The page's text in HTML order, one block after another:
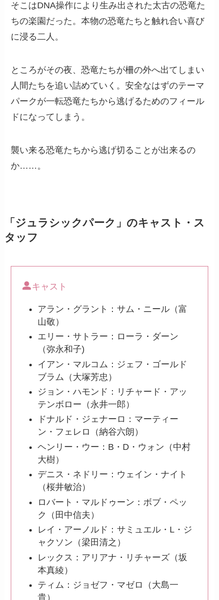
そこはDNA操作により生み出された太古の恐竜た
ちの楽園だった。本物の恐竜たちと触れ合い喜び
に浸る二人。
ところがその夜、恐竜たちが柵の外へ出てしまい
人間たちを追い詰めていく。安全なはずのテーマ
パークが一転恐竜たちから逃げるためのフィール
ドになってしまう。
襲い来る恐竜たちから逃げ切ることが出来るの
か……。
「ジュラシックパーク」のキャスト・ス
タッフ
キャスト
アラン・グラント：サム・ニール（富
山敬）
エリー・サトラー：ローラ・ダーン
（弥永和子)
イアン・マルコム：ジェフ・ゴールド
ブラム（大塚芳忠）
ジョン・ハモンド：リチャード・アッ
テンボロー（永井一郎）
ドナルド・ジェナーロ：マーティー
ン・フェレロ（納谷六朗）
ヘンリー・ウー：B・D・ウォン（中村
大樹）
デニス・ネドリー：ウェイン・ナイト
（桜井敏治）
ロバート・マルドゥーン：ボブ・ペッ
ク（田中信夫）
レイ・アーノルド：サミュエル・L・ジ
ャクソン（梁田清之）
レックス：アリアナ・リチャーズ（坂
本真綾）
ティム：ジョゼフ・マゼロ（大島一
貴）